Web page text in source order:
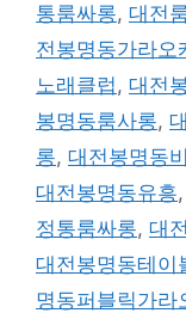
통룸싸롱, 대전
전봉명동가라오
노래클럽, 대전
봉명동룸사롱,
롱, 대전봉명동
대전봉명동유흥,
정통룸싸롱, 대
대전봉명동테이
명동퍼블릭가라